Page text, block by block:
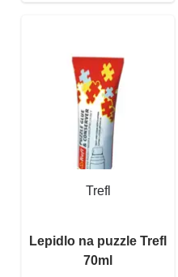
Trefl
Lepidlo na puzzle Trefl
70ml